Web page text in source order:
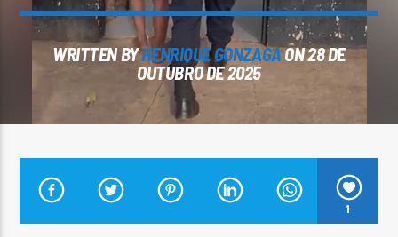
CURRENT TRACK
ARARA AZUL FM 96,9
WRITTEN BYHENRIQUE GONZAGAON 28 DE
OUTUBRO DE 2025
1